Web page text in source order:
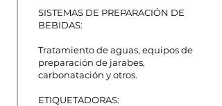
SISTEMAS DE PREPARACIÓN DE
BEBIDAS:
Tratamiento de aguas, equipos de
preparación de jarabes,
carbonatación y otros.
ETIQUETADORAS: